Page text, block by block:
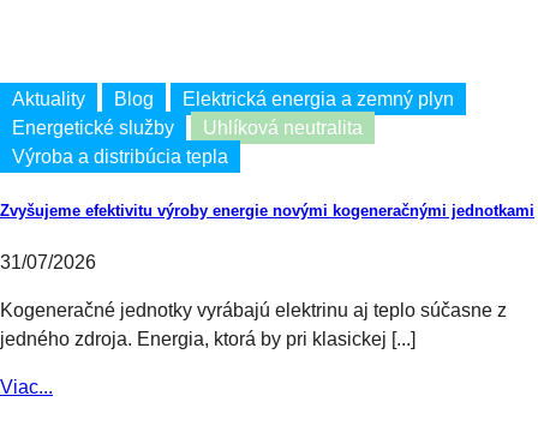
Aktuality Blog
Elektrická energia a zemný plyn
Energetické služby
Uhlíková neutralita
Výroba a distribúcia tepla
Zvyšujeme efektivitu výroby energie novými kogeneračnými jednotkami
31/07/2026
Kogeneračné jednotky vyrábajú elektrinu aj teplo súčasne z
jedného zdroja. Energia, ktorá by pri klasickej [...]
Viac...